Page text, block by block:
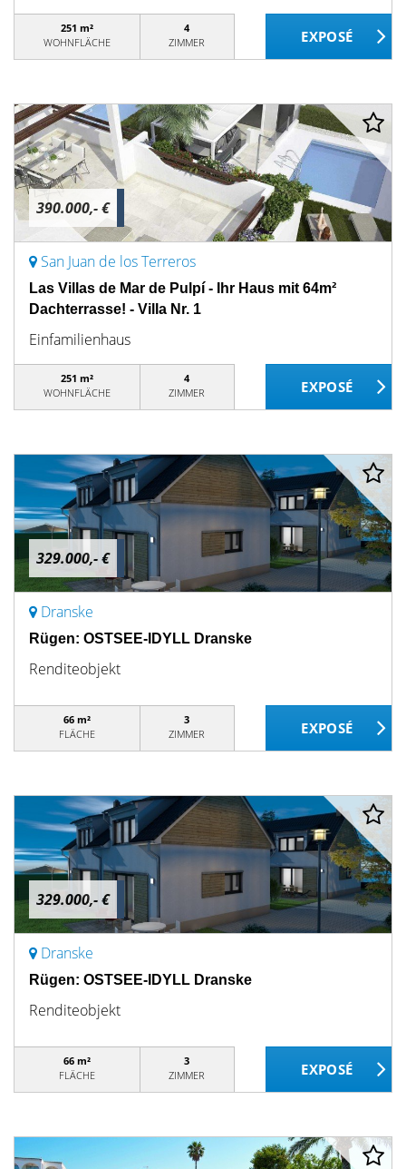
251 m²
WOHNFLÄCHE
4
ZIMMER
390.000,- €
San Juan de los Terreros
Las Villas de Mar de Pulpí - Ihr Haus mit 64m²
Dachterrasse! - Villa Nr. 1
Einfamilienhaus
251 m²
WOHNFLÄCHE
4
ZIMMER
329.000,- €
Dranske
Rügen: OSTSEE-IDYLL Dranske
Renditeobjekt
66 m²
FLÄCHE
3
ZIMMER
329.000,- €
Dranske
Rügen: OSTSEE-IDYLL Dranske
Renditeobjekt
66 m²
FLÄCHE
3
ZIMMER